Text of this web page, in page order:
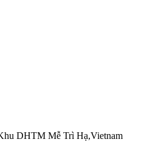
DHTM Mễ Trì Hạ,Vietnam